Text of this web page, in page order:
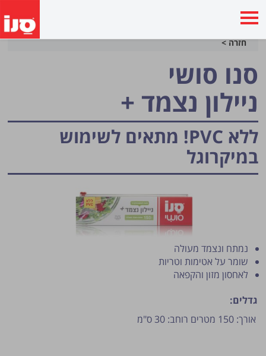
חזרה >
סנו סושי
ניילון נצמד +
ללא PVC! מתאים לשימוש
במיקרוגל
נמתח ונצמד מעולה
שומר על אטימות וטריות
לאחסון מזון והקפאה
גדלים:
אורך: 150 מטרים רוחב: 30 ס"מ